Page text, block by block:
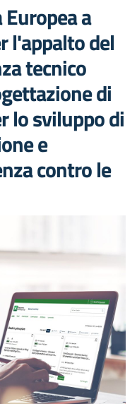
a
l'appalto del
tecnico
di
lo sviluppo di
e
contro le